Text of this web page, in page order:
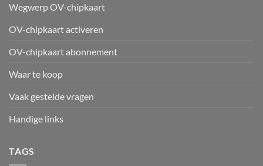
Wegwerp OV-chipkaart
OV-chipkaart activeren
OV-chipkaart abonnement
Waar te koop
Vaak gestelde vragen
Handige links
TAGS